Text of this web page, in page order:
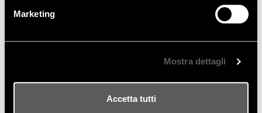
Marketing
Mostra dettagli
Accetta tutti